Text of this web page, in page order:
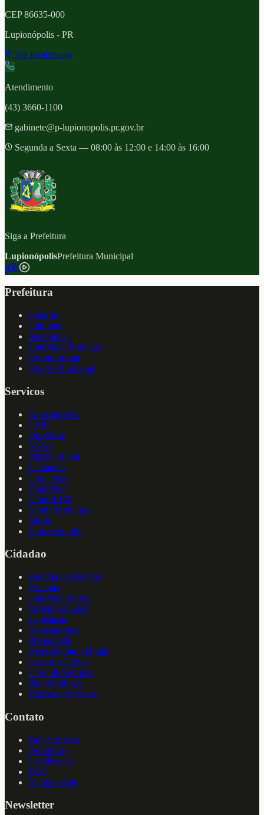
CEP86635-000
Lupionópolis - PR
Ver localizacao
Atendimento
(43) 3660-1100
gabinete@p-lupionopolis.pr.gov.br
Segunda a Sexta — 08:00 às 12:00 e 14:00 às 16:00
Siga a Prefeitura
LupionópolisPrefeitura Municipal
f
Prefeitura
Historia
Gabinete
Secretarias
Galeria de Prefeitos
Organograma
Quadro Funcional
Servicos
Transparencia
e-SIC
Ouvidoria
NFS-e
Diario Oficial
Licitacoes
Concursos
Empregos
Central 156
Minha Prefeitura
Saude
Empreendedor
Cidadao
Agenda de Eventos
Noticias
Galeria de Fotos
Turismo e Lazer
Legislacao
Transparencia
Privacidade
Acessibilidade Digital
Governo Digital
Carta de Servicos
Painel Publico
Busca de Servicos
Contato
Fale Conosco
Ouvidoria
Localizacao
FAQ
Mapa do Site
Newsletter